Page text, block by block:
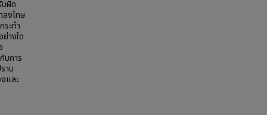
บผิด
ลงโทษ
ะทำ
างใด
บการ
าบ
และ